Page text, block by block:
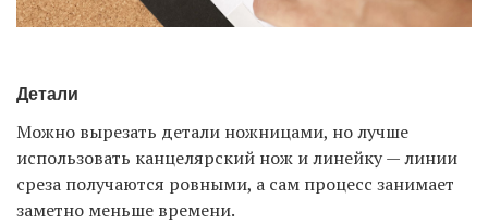
Детали
Можно вырезать детали ножницами, но лучше
использовать канцелярский нож и линейку — линии
среза получаются ровными, а сам процесс занимает
заметно меньше времени.